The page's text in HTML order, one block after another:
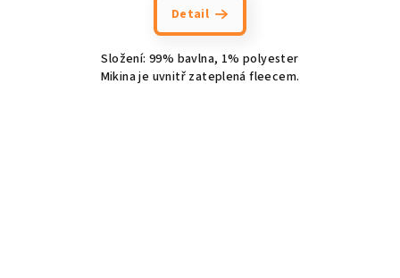
Detail
Složení: 99% bavlna, 1% polyester
Mikina je uvnitř zateplená fleecem.